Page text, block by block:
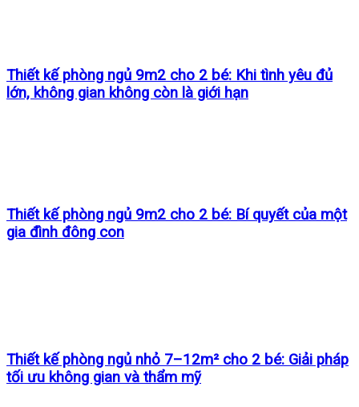
Thiết kế phòng ngủ 9m2 cho 2 bé: Khi tình yêu đủ
lớn, không gian không còn là giới hạn
Thiết kế phòng ngủ 9m2 cho 2 bé: Bí quyết của một
gia đình đông con
Thiết kế phòng ngủ nhỏ 7–12m² cho 2 bé: Giải pháp
tối ưu không gian và thẩm mỹ